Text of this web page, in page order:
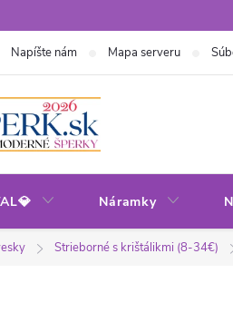
Napíšte nám Mapa serveru
Náramky
Strieborné s krištálikmi (8-34€)